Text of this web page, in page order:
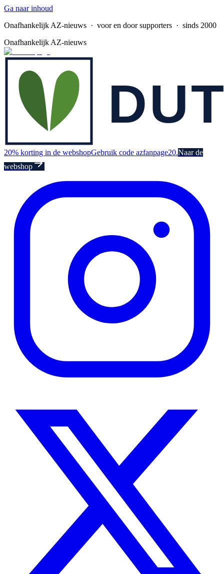
Ga naar inhoud
Onafhankelijk AZ-nieuws · voor en door supporters · sinds 2000
Onafhankelijk AZ-nieuws
20% korting in de webshopGebruik code azfanpage20.Naar de
webshop